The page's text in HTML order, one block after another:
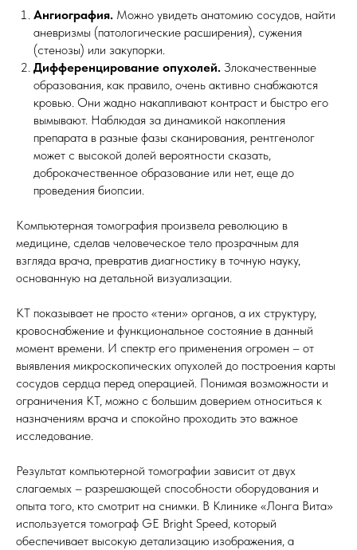
Ангиография. Можно увидеть анатомию сосудов, найти
аневризмы (патологические расширения), сужения
(стенозы) или закупорки.
Дифференцирование опухолей. Злокачественные
образования, как правило, очень активно снабжаются
кровью. Они жадно накапливают контраст и быстро его
вымывают. Наблюдая за динамикой накопления
препарата в разные фазы сканирования, рентгенолог
может с высокой долей вероятности сказать,
доброкачественное образование или нет, еще до
проведения биопсии.
Компьютерная томография произвела революцию в
медицине, сделав человеческое тело прозрачным для
взгляда врача, превратив диагностику в точную науку,
основанную на детальной визуализации.
КТ показывает не просто «тени» органов, а их структуру,
кровоснабжение и функциональное состояние в данный
момент времени. И спектр его применения огромен – от
выявления микроскопических опухолей до построения карты
сосудов сердца перед операцией. Понимая возможности и
ограничения КТ, можно с большим доверием относиться к
назначениям врача и спокойно проходить это важное
исследование.
Результат компьютерной томографии зависит от двух
слагаемых – разрешающей способности оборудования и
опыта того, кто смотрит на снимки. В Клинике «Лонга Вита»
используется томограф GE Bright Speed, который
обеспечивает высокую детализацию изображения, а